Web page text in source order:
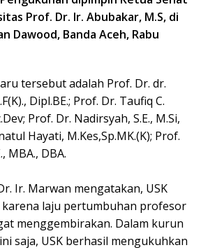
Prof. Dr. Ir. Abubakar, M.S, di
Dawood, Banda Aceh, Rabu
tersebut adalah Prof. Dr. dr.
Dipl.BE.; Prof. Dr. Taufiq C.
Prof. Dr. Nadirsyah, S.E., M.Si,
Hayati, M.Kes,Sp.MK.(K); Prof.
MBA., DBA.
Ir. Marwan mengatakan, USK
laju pertumbuhan profesor
menggembirakan. Dalam kurun
saja, USK berhasil mengukuhkan